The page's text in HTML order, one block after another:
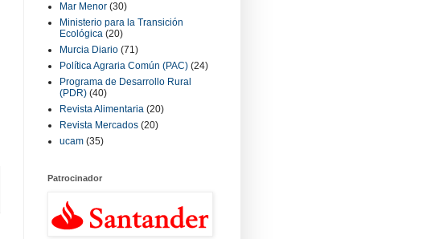
Mar Menor (30)
Ministerio para la Transición
Ecológica (20)
Murcia Diario (71)
Política Agraria Común (PAC) (24)
Programa de Desarrollo Rural
(PDR) (40)
Revista Alimentaria (20)
Revista Mercados (20)
ucam (35)
Patrocinador